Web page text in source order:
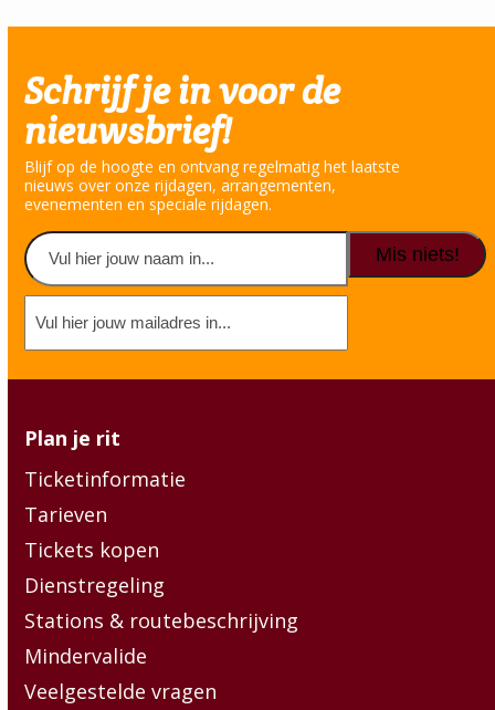
Schrijf je in voor de
nieuwsbrief!
Blijf op de hoogte en ontvang regelmatig het laatste
nieuws over onze rijdagen, arrangementen,
evenementen en speciale rijdagen.
Naam
(Vereist)
Voornaam
mailadres
Plan je rit
Ticketinformatie
Tarieven
Tickets kopen
Dienstregeling
Stations & routebeschrijving
Mindervalide
Veelgestelde vragen